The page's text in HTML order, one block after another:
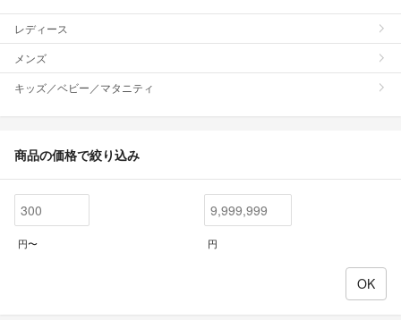
レディース
メンズ
キッズ／ベビー／マタニティ
商品の価格で絞り込み
円〜 円